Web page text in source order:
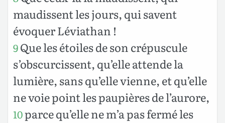
maudissent les jours, qui savent
évoquer Léviathan !
9Que les étoiles de son crépuscule
s’obscurcissent, qu’elle attende la
lumière, sans qu’elle vienne, et qu’elle
ne voie point les paupières de l’aurore,
10parce qu’elle ne m’a pas fermé les